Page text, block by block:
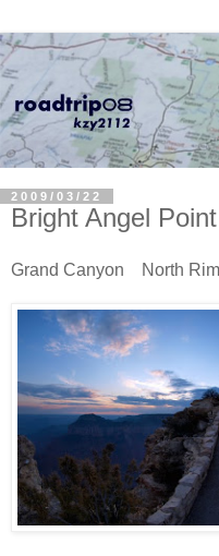
2009/03/22
Bright Angel Point
Grand Canyon North